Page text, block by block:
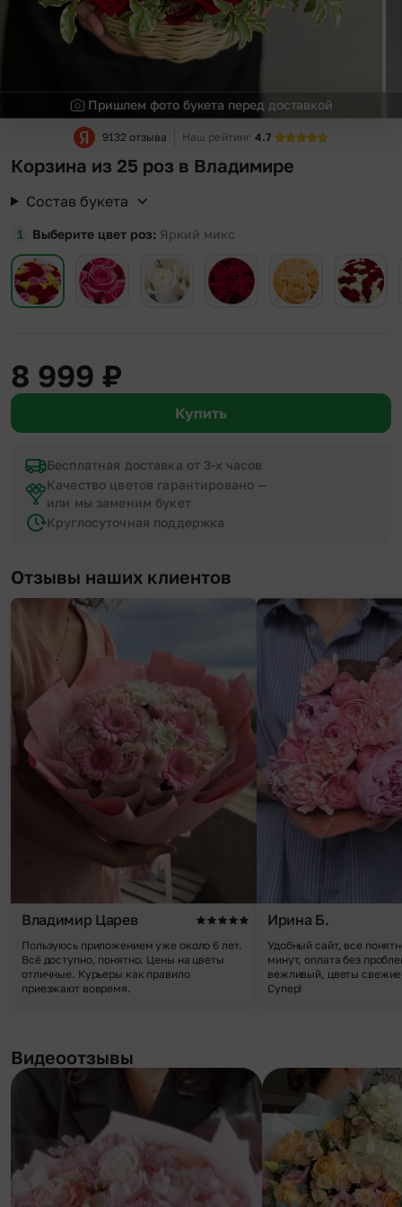
Пришлем фото букета перед доставкой
9132 отзыва Наш рейтинг 4.7
Корзина из 25 роз в Владимире
Состав букета
Выберите цвет роз Яркий микс
8 999 ₽
Купить
Бесплатная доставка от 3-х часов
Качество цветов гарантировано —
или мы заменим букет
Круглосуточная поддержка
Отзывы наших клиентов
Владимир Царев
Пользуюсь приложением уже около 6 лет.
Всё доступно, понятно. Цены на цветы
отличные. Курьеры как правило
приезжают вовремя.
Ирина Б.
Удобный сайт, все
минут, оплата без
вежливый, цветы
Супер!
Видеоотзывы